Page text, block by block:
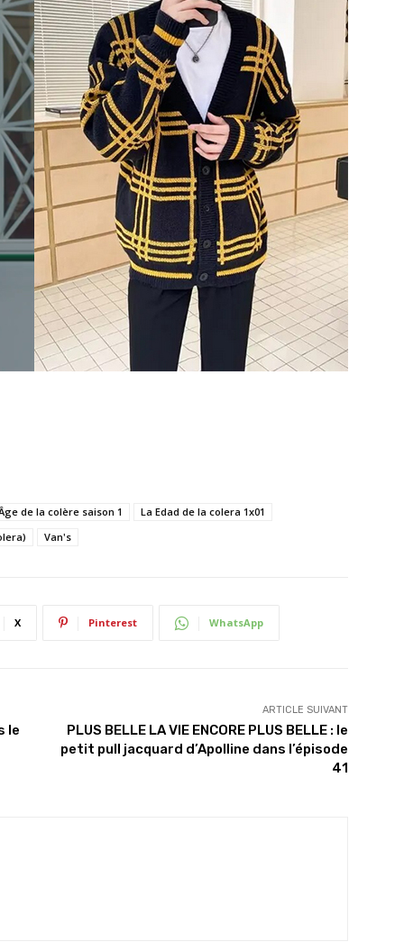
de la colère saison 1
La Edad de la colera 1x01
Van's
X Pinterest WhatsApp
le
ARTICLE SUIVANT
PLUS BELLE LA VIE ENCORE PLUS BELLE : le
petit pull jacquard d’Apolline dans l’épisode
41